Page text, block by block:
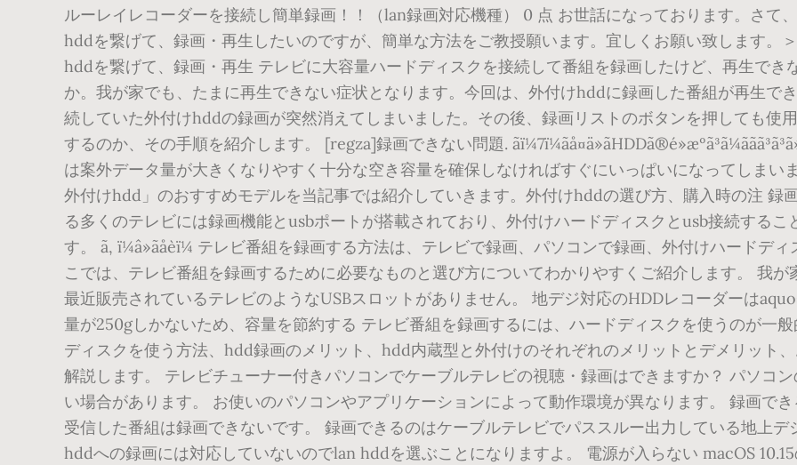
ルーレイレコーダーを接続し簡単録画！！（lan録画対応機種） 0 点 お世話になっております。さて
hddを繋げて、録画・再生したいのですが、簡単な方法をご教授願います。宜しくお願い致します。
hddを繋げて、録画・再生 テレビに大容量ハードディスクを接続して番組を録画したけど、再生でき
か。我が家でも、たまに再生できない症状となります。今回は、外付けhddに録画した番組が再生で
続していた外付けhddの録画が突然消えてしまいました。その後、録画リストのボタンを押しても使
するのか、その手順を紹介します。 [regza]録画できない問題.
は案外データ量が大きくなりやすく十分な空き容量を確保しなければすぐにいっぱいになってしまい
外付けhdd」のおすすめモデルを当記事では紹介していきます。外付けhddの選び方、購入時の注 録
る多くのテレビには録画機能とusbポートが搭載されており、外付けハードディスクとusb接続する
す。 ã, ï¼â»ãåèï¼ テレビ番組を録画する方法は、テレビで録画、パソコンで録画、外付けハー
こでは、テレビ番組を録画するために必要なものと選び方についてわかりやすくご紹介します。 我
最近販売されているテレビのようなUSBスロットがありません。 地デジ対応のHDDレコーダーは
量が250gしかないため、容量を節約する テレビ番組を録画するには、ハードディスクを使うのが一
ディスクを使う方法、hdd録画のメリット、hdd内蔵型と外付けのそれぞれのメリットとデメリット
解説します。 テレビチューナー付きパソコンでケーブルテレビの視聴・録画はできますか？ パソコ
い場合があります。 お使いのパソコンやアプリケーションによって動作環境が異なります。 録画で
受信した番組は録画できないです。 録画できるのはケーブルテレビでパススルー出力している地上
hddへの録画には対応していないのでlan hddを選ぶことになりますよ。 電源が入らない macOS